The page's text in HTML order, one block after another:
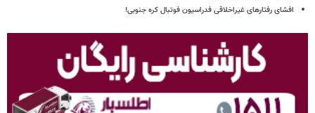
افشای رفتارهای غیراخلاقی فدراسیون فوتبال کره جنوبی!